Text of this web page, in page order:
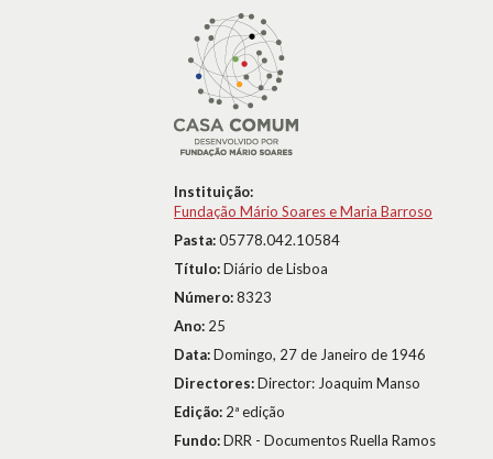
Instituição:
Fundação Mário Soares e Maria Barroso
Pasta:05778.042.10584
Título:Diário de Lisboa
Número:8323
Ano: 25
Data:Domingo, 27 de Janeiro de 1946
Directores:Director: Joaquim Manso
Edição: 2ª edição
Fundo:DRR - Documentos Ruella Ramos